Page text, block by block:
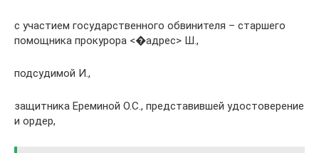
с участием государственного обвинителя – старшего
помощника прокурора <�адрес> Ш.,
подсудимой И.,
защитника Ереминой О.С., представившей удостоверение
и ордер,